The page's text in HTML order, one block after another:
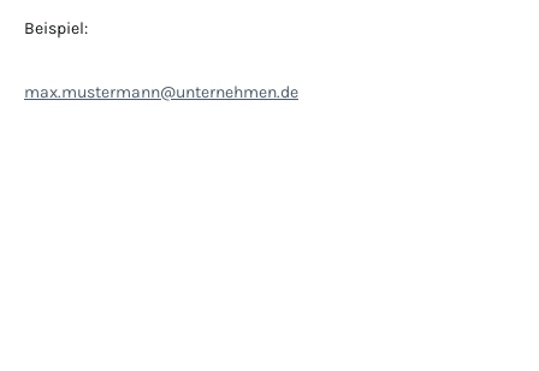
Beispiel:
max.mustermann@unternehmen.de